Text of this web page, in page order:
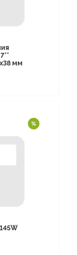
мм